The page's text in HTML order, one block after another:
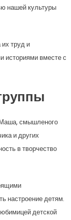
нашей культуры
труд и
историями вместе с
Маша, смышленого
и других
в творчество
настроение детям.
детской